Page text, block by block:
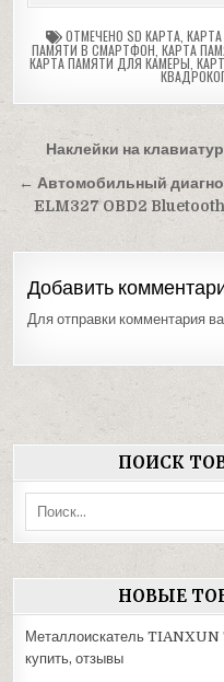
ОТМЕЧЕНО SD КАРТА,
ПАМЯТИ В СМАРТФОН КАРТА
КАРТА ПАМЯТИ ДЛЯ КАМЕРЫ
Навигация
по
записям
Наклейки на
← Автомобильный
ELM327 OBD2
Добавить
Для отправки комментария
ПОИСК
Поиск:
НОВЫЕ
Металлоискатель TIANXUN
купить, отзывы